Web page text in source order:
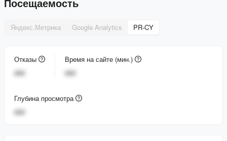
Яндекс.Метрика Google Analytics PR-CY
Отказы
###
Время на сайте (мин.)
###
Глубина просмотра
###